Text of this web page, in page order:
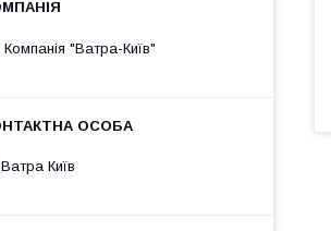
Компанія "Ватра-Київ"
Ватра Київ